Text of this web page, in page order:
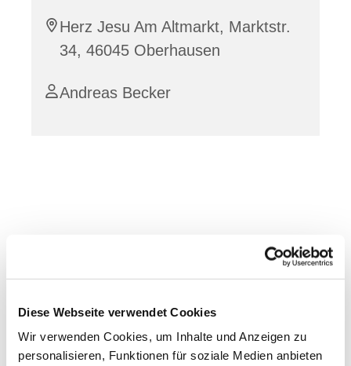
Diese Webseite verwendet Cookies
Wir verwenden Cookies, um Inhalte und Anzeigen zu
personalisieren, Funktionen für soziale Medien anbieten
Herz Jesu Am Altmarkt, Marktstr.
34, 46045 Oberhausen
Andreas Becker